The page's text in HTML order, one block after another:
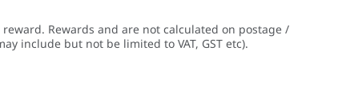
Rewards and are not calculated on postage /
include but not be limited to VAT, GST etc).